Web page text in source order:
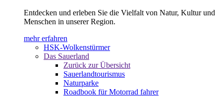
Entdecken und erleben Sie die Vielfalt von Natur, Kultur und
Menschen in unserer Region.
mehr erfahren
HSK-Wolkenstürmer
Das Sauerland
Zurück zur Übersicht
Sauerlandtourismus
Naturparke
Roadbook für Motorrad fahrer